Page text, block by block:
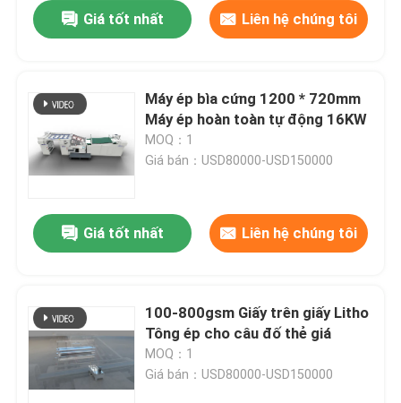
Giá tốt nhất Liên hệ chúng tôi
Máy ép bìa cứng 1200 * 720mm
Máy ép hoàn toàn tự động 16KW
MOQ：1
Giá bán：USD80000-USD150000
Giá tốt nhất Liên hệ chúng tôi
100-800gsm Giấy trên giấy Litho
Tông ép cho câu đố thẻ giá
MOQ：1
Giá bán：USD80000-USD150000